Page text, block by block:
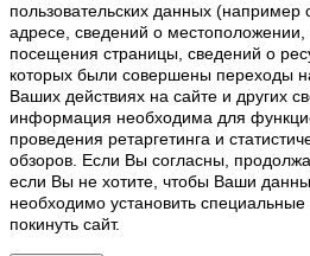
пользовательских данных
адресе, сведений о местоположении,
посещения страницы, сведений о
которых были совершены переходы
Ваших действиях на сайте и других
информация необходима для
проведения ретаргетинга и
обзоров. Если Вы согласны,
если Вы не хотите, чтобы Ваши
необходимо установить
покинуть сайт.